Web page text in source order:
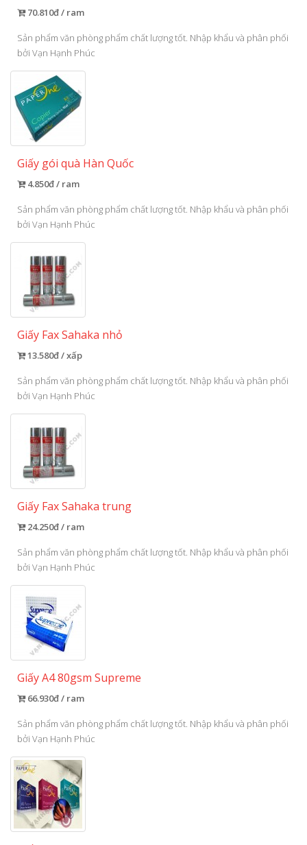
70.810đ / ram
Sản phẩm văn phòng phẩm chất lượng tốt. Nhập khẩu và phân phối
bởi Vạn Hạnh Phúc
Giấy gói quà Hàn Quốc
4.850đ / ram
Sản phẩm văn phòng phẩm chất lượng tốt. Nhập khẩu và phân phối
bởi Vạn Hạnh Phúc
Giấy Fax Sahaka nhỏ
13.580đ / xấp
Sản phẩm văn phòng phẩm chất lượng tốt. Nhập khẩu và phân phối
bởi Vạn Hạnh Phúc
Giấy Fax Sahaka trung
24.250đ / ram
Sản phẩm văn phòng phẩm chất lượng tốt. Nhập khẩu và phân phối
bởi Vạn Hạnh Phúc
Giấy A4 80gsm Supreme
66.930đ / ram
Sản phẩm văn phòng phẩm chất lượng tốt. Nhập khẩu và phân phối
bởi Vạn Hạnh Phúc